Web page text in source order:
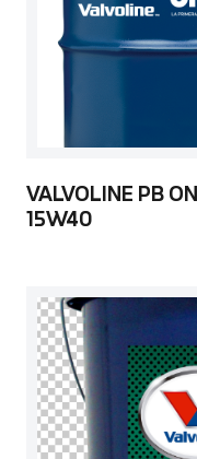
VALVOLINE PB
15W40